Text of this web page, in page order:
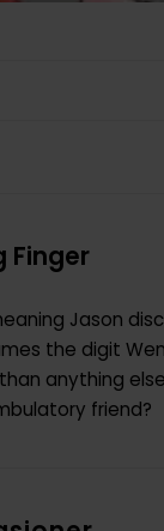
Finger
Jason
the digit
anything
friend?